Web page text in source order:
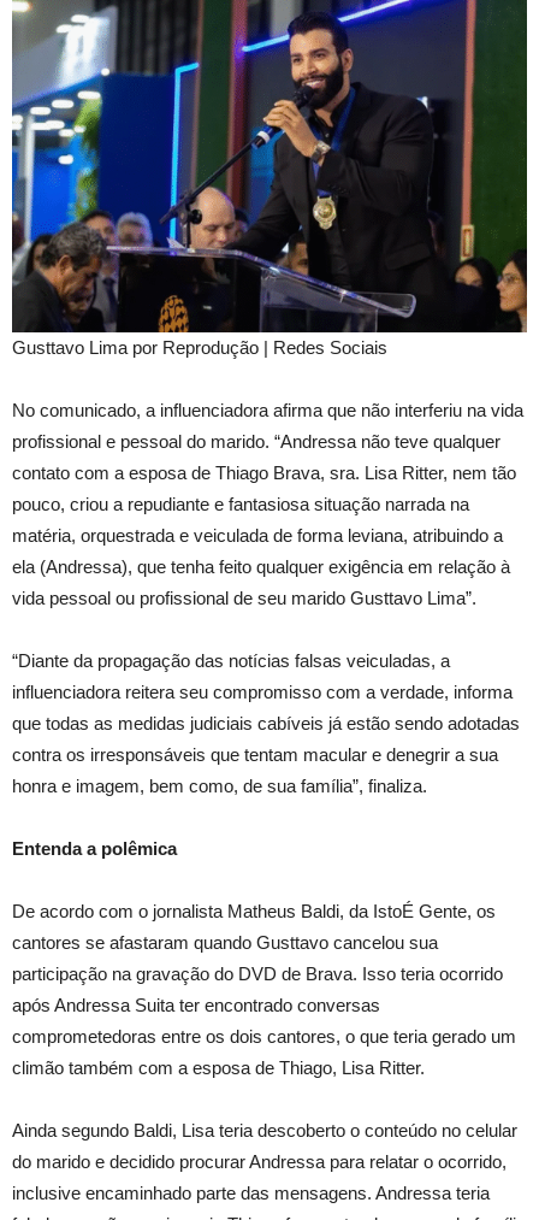
Gusttavo Lima por Reprodução | Redes Sociais
No comunicado, a influenciadora afirma que não interferiu na vida
profissional e pessoal do marido. “Andressa não teve qualquer
contato com a esposa de Thiago Brava, sra. Lisa Ritter, nem tão
pouco, criou a repudiante e fantasiosa situação narrada na
matéria, orquestrada e veiculada de forma leviana, atribuindo a
ela (Andressa), que tenha feito qualquer exigência em relação à
vida pessoal ou profissional de seu marido Gusttavo Lima”.
“Diante da propagação das notícias falsas veiculadas, a
influenciadora reitera seu compromisso com a verdade, informa
que todas as medidas judiciais cabíveis já estão sendo adotadas
contra os irresponsáveis que tentam macular e denegrir a sua
honra e imagem, bem como, de sua família”, finaliza.
Entenda a polêmica
De acordo com o jornalista Matheus Baldi, da IstoÉ Gente, os
cantores se afastaram quando Gusttavo cancelou sua
participação na gravação do DVD de Brava. Isso teria ocorrido
após Andressa Suita ter encontrado conversas
comprometedoras entre os dois cantores, o que teria gerado um
climão também com a esposa de Thiago, Lisa Ritter.
Ainda segundo Baldi, Lisa teria descoberto o conteúdo no celular
do marido e decidido procurar Andressa para relatar o ocorrido,
inclusive encaminhado parte das mensagens. Andressa teria